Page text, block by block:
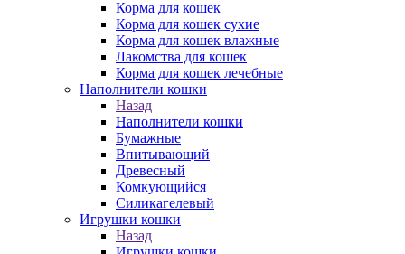
Корма для кошек
Корма для кошек сухие
Корма для кошек влажные
Лакомства для кошек
Корма для кошек лечебные
Наполнители кошки
Назад
Наполнители кошки
Бумажные
Впитывающий
Древесный
Комкующийся
Силикагелевый
Игрушки кошки
Назад